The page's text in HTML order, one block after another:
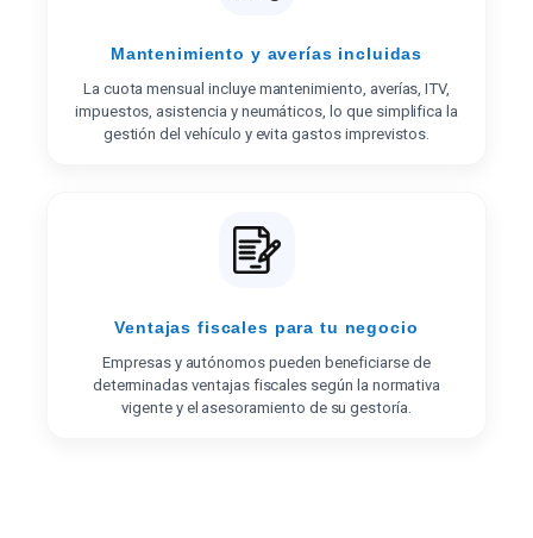
Mantenimiento y averías incluidas
La cuota mensual incluye mantenimiento, averías, ITV,
impuestos, asistencia y neumáticos, lo que simplifica la
gestión del vehículo y evita gastos imprevistos.
Ventajas fiscales para tu negocio
Empresas y autónomos pueden beneficiarse de
determinadas ventajas fiscales según la normativa
vigente y el asesoramiento de su gestoría.